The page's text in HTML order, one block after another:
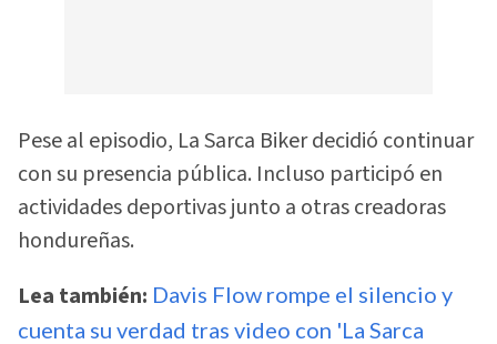
Pese al episodio, La Sarca Biker decidió continuar
con su presencia pública. Incluso participó en
actividades deportivas junto a otras creadoras
hondureñas.
Lea también: Davis Flow rompe el silencio y
cuenta su verdad tras video con 'La Sarca